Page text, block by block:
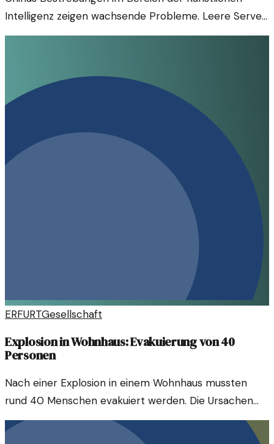
Intelligenz zeigen wachsende Probleme. Leere Server
und steigende Kosten werfen Fragen zur
ERFURTGesellschaft
Explosion in Wohnhaus: Evakuierung von 40
Personen
Nach einer Explosion in einem Wohnhaus mussten
rund 40 Menschen evakuiert werden. Die Ursachen
sind unklar, jedoch deutet vieles auf ein technisches
Versagen hin.